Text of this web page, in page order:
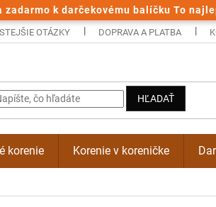
zadarmo k darčekovému balíčku To
OTÁZKY DOPRAVA A PLATBA
HĽADAŤ
korenie Korenie v koreničke